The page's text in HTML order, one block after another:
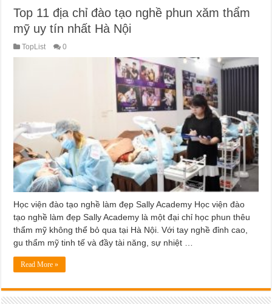
Top 11 địa chỉ đào tạo nghề phun xăm thẩm
mỹ uy tín nhất Hà Nội
TopList 0
Học viện đào tạo nghề làm đẹp Sally Academy Học viện đào
tạo nghề làm đẹp Sally Academy là một đại chỉ học phun thêu
thẩm mỹ không thể bỏ qua tại Hà Nội. Với tay nghề đỉnh cao,
gu thẩm mỹ tinh tế và đầy tài năng, sự nhiệt …
Read More »